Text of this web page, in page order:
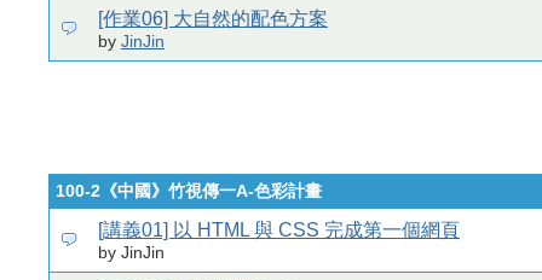
[作業06] 大自然的配色方案
by JinJin
100-2《中國》竹視傳一A-色彩計畫
[講義01] 以 HTML 與 CSS 完成第一個網頁
by JinJin